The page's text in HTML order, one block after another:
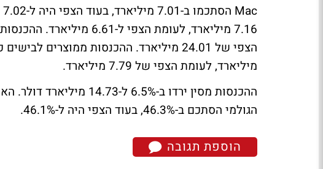
מיליארד, לעומת הצפי של 7.79 מיליארד.
הגולמי הסתכם ב-46.3%, בעוד הצפי היה ל-46.1%.
הוספת תגובה